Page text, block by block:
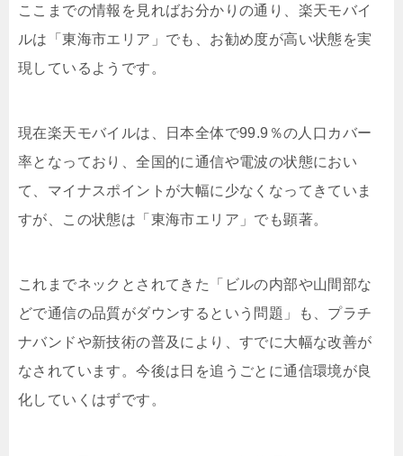
ここまでの情報を見ればお分かりの通り、楽天モバイ
ルは「東海市エリア」でも、お勧め度が高い状態を実
現しているようです。
現在楽天モバイルは、日本全体で99.9％の人口カバー
率となっており、全国的に通信や電波の状態におい
て、マイナスポイントが大幅に少なくなってきていま
すが、この状態は「東海市エリア」でも顕著。
これまでネックとされてきた「ビルの内部や山間部な
どで通信の品質がダウンするという問題」も、プラチ
ナバンドや新技術の普及により、すでに大幅な改善が
なされています。今後は日を追うごとに通信環境が良
化していくはずです。